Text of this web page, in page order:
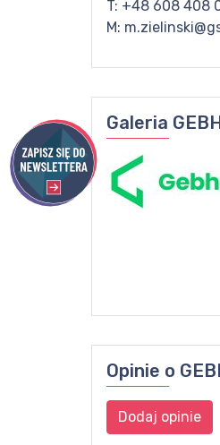
T: +48 608 408
M:
Galeria
Opinie o
Dodaj opinie